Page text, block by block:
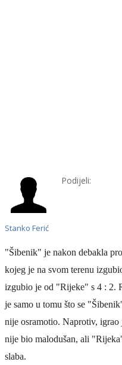
Stanko Ferić
Podijeli:
"Šibenik" je nakon debakla
kojeg je na svom terenu
izgubio je od "Rijeke" s 4 : 2.
je samo u tomu što se
nije osramotio. Naprotiv,
nije bio malodušan, ali
slaba.